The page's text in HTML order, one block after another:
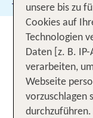
„Ewige
Eingebettet
unsere bis zu
Cookies auf
Technologien
Daten [z. B.
verarbeiten,
Webseite
vorzuschlagen